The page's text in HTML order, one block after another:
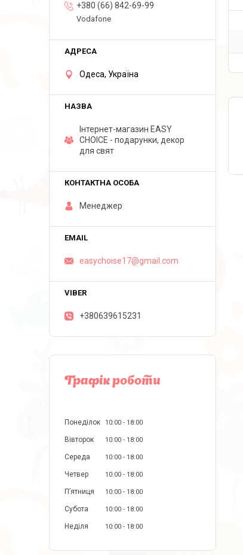
+380 (66) 842-69-99
Vodafone
Одеса, Україна
Інтернет-магазин EASY
CHOICE - подарунки, декор
для свят
Менеджер
easychoise17@gmail.com
+380639615231
Графік роботи
Понеділок 10:00 18:00
Вівторок 10:00 18:00
Середа 10:00 18:00
Четвер 10:00 18:00
Пʼятниця 10:00 18:00
Субота 10:00 18:00
Неділя 10:00 18:00